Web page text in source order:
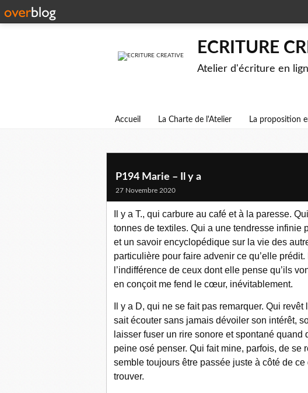
ECRITURE
Atelier d'écriture en
Accueil La Charte de l'Atelier La proposition
P194 Marie – Il y a
27 Novembre 2020
Il y a T., qui carbure au café et à la paresse.
tonnes de textiles. Qui a une tendresse infinie
et un savoir encyclopédique sur la vie des
particulière pour faire advenir ce qu’elle
l’indifférence de ceux dont elle pense qu’ils
en conçoit me fend le cœur, inévitablement.
Il y a D, qui ne se fait pas remarquer. Qui
sait écouter sans jamais dévoiler son intérêt,
laisser fuser un rire sonore et spontané quand
peine osé penser. Qui fait mine, parfois, de se
semble toujours être passée juste à côté de
trouver.